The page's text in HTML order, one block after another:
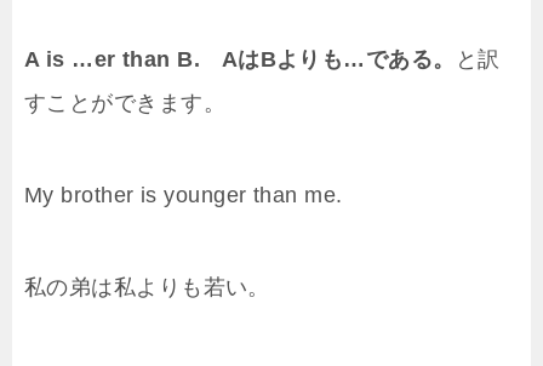
A is …er than B. AはBよりも…である。
と訳
すことができます。
My brother is younger than me.
私の弟は私よりも若い。